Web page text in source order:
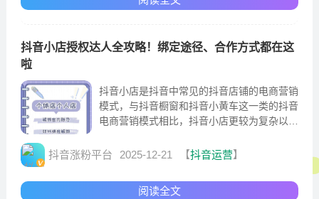
抖音小店授权达人全攻略！绑定途径、合作方式都在这
啦
抖音小店是抖音中常见的抖音店铺的电商营销
模式，与抖音橱窗和抖音小黄车这一类的抖音
电商营销模式相比，抖音小店更较为复杂以及
抖音涨粉平台 2025-12-21 【抖音运营】
阅读全文